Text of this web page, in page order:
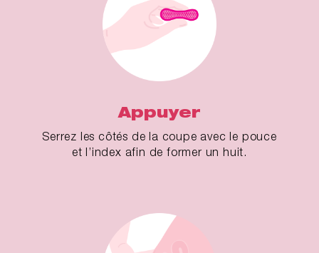
Appuyer
Serrez les côtés de la coupe avec le pouce
et l’index afin de former un huit.